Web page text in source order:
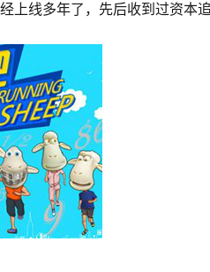
上线多年了，先后收到过资本追